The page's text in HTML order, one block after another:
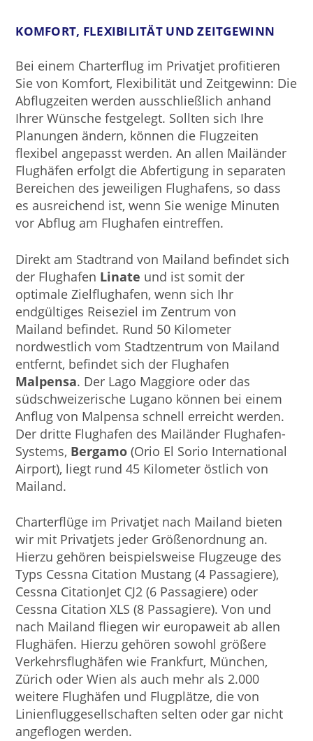
KOMFORT, FLEXIBILITÄT UND ZEITGEWINN
Bei einem Charterflug im Privatjet profitieren
Sie von Komfort, Flexibilität und Zeitgewinn: Die
Abflugzeiten werden ausschließlich anhand
Ihrer Wünsche festgelegt. Sollten sich Ihre
Planungen ändern, können die Flugzeiten
flexibel angepasst werden. An allen Mailänder
Flughäfen erfolgt die Abfertigung in separaten
Bereichen des jeweiligen Flughafens, so dass
es ausreichend ist, wenn Sie wenige Minuten
vor Abflug am Flughafen eintreffen.
Direkt am Stadtrand von Mailand befindet sich
der Flughafen Linate und ist somit der
optimale Zielflughafen, wenn sich Ihr
endgültiges Reiseziel im Zentrum von
Mailand befindet. Rund 50 Kilometer
nordwestlich vom Stadtzentrum von Mailand
entfernt, befindet sich der Flughafen
Malpensa. Der Lago Maggiore oder das
südschweizerische Lugano können bei einem
Anflug von Malpensa schnell erreicht werden.
Der dritte Flughafen des Mailänder Flughafen-
Systems, Bergamo (Orio El Sorio International
Airport), liegt rund 45 Kilometer östlich von
Mailand.
Charterflüge im Privatjet nach Mailand bieten
wir mit Privatjets jeder Größenordnung an.
Hierzu gehören beispielsweise Flugzeuge des
Typs Cessna Citation Mustang (4 Passagiere),
Cessna CitationJet CJ2 (6 Passagiere) oder
Cessna Citation XLS (8 Passagiere). Von und
nach Mailand fliegen wir europaweit ab allen
Flughäfen. Hierzu gehören sowohl größere
Verkehrsflughäfen wie Frankfurt, München,
Zürich oder Wien als auch mehr als 2.000
weitere Flughäfen und Flugplätze, die von
Linienfluggesellschaften selten oder gar nicht
angeflogen werden.